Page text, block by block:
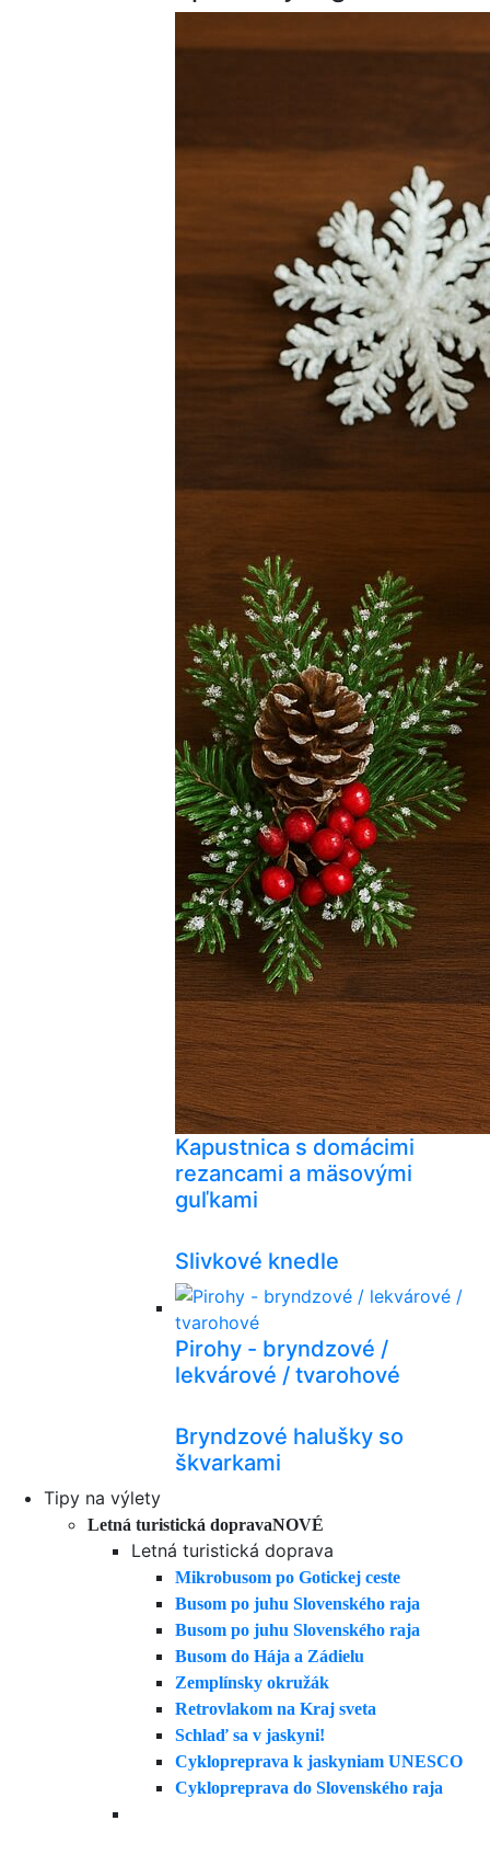
Kapustnica s domácimi
rezancami a mäsovými
guľkami
Slivkové knedle
Pirohy - bryndzové /
lekvárové / tvarohové
Bryndzové halušky so
škvarkami
Tipy na výlety
Letná turistická dopravaNOVÉ
Letná turistická doprava
Mikrobusom po Gotickej ceste
Busom po juhu Slovenského raja
Busom po juhu Slovenského raja
Busom do Hája a Zádielu
Zemplínsky okružák
Retrovlakom na Kraj sveta
Schlaď sa v jaskyni!
Cyklopreprava k jaskyniam UNESCO
Cyklopreprava do Slovenského raja